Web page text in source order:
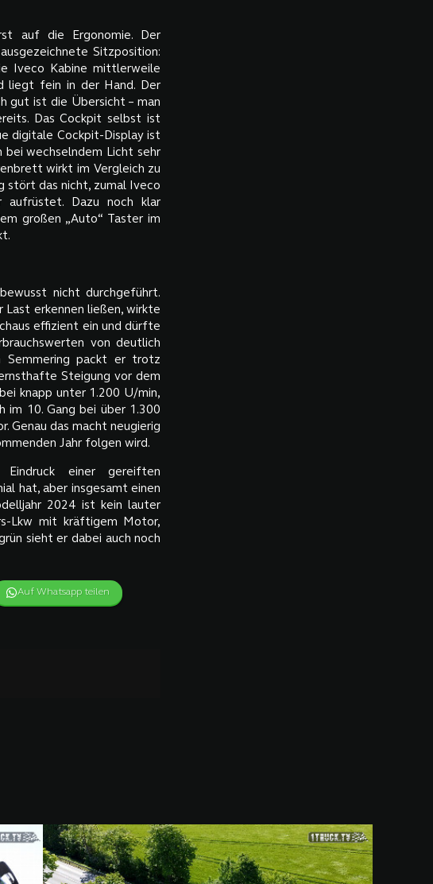
auf die Ergonomie. Der
Sitzposition:
Iveco Kabine mittlerweile
liegt fein in der Hand. Der
gut ist die Übersicht – man
Das Cockpit selbst ist
digitale Cockpit-Display ist
bei wechselndem Licht sehr
wirkt im Vergleich zu
stört das nicht, zumal Iveco
aufrüstet. Dazu noch klar
großen „Auto“ Taster im
nicht durchgeführt.
Last erkennen ließen, wirkte
effizient ein und dürfte
von deutlich
Semmering packt er trotz
Steigung vor dem
knapp unter 1.200 U/min,
10. Gang bei über 1.300
Genau das macht neugierig
Jahr folgen wird.
einer gereiften
hat, aber insgesamt einen
2024 ist kein lauter
Lkw mit kräftigem Motor,
sieht er dabei auch noch
Auf Whatsapp teilen